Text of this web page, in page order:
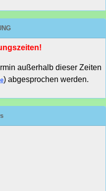
außerhalb dieser Zeiten
) abgesprochen werden.